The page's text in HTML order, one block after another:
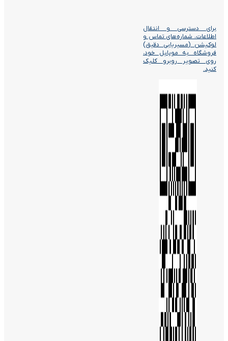
برای دسترسی و انتقال
اطلاعات، شماره‌های تماس و
لوکیشن (مسیریابی دقیق)
فروشگاه به موبایل خود،
روی تصویر روبرو کلیک
کنید.